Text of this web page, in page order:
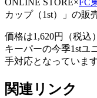
ONLINE STORE×FC
カップ（1st）」の販
価格は1,620円（税込
キーパーの今季1stユ
手対応となっています
関連リンク